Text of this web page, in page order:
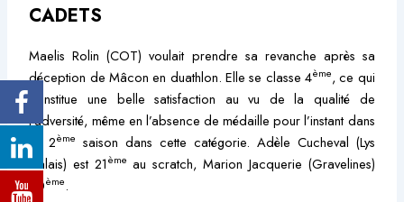
CADETS
Maelis Rolin (COT) voulait prendre sa revanche après sa
déception de Mâcon en duathlon. Elle se classe 4ème, ce qui
constitue une belle satisfaction au vu de la qualité de
l’adversité, même en l’absence de médaille pour l’instant dans
sa 2ème saison dans cette catégorie. Adèle Cucheval (Lys
Calais) est 21ème au scratch, Marion Jacquerie (Gravelines)
30ème.